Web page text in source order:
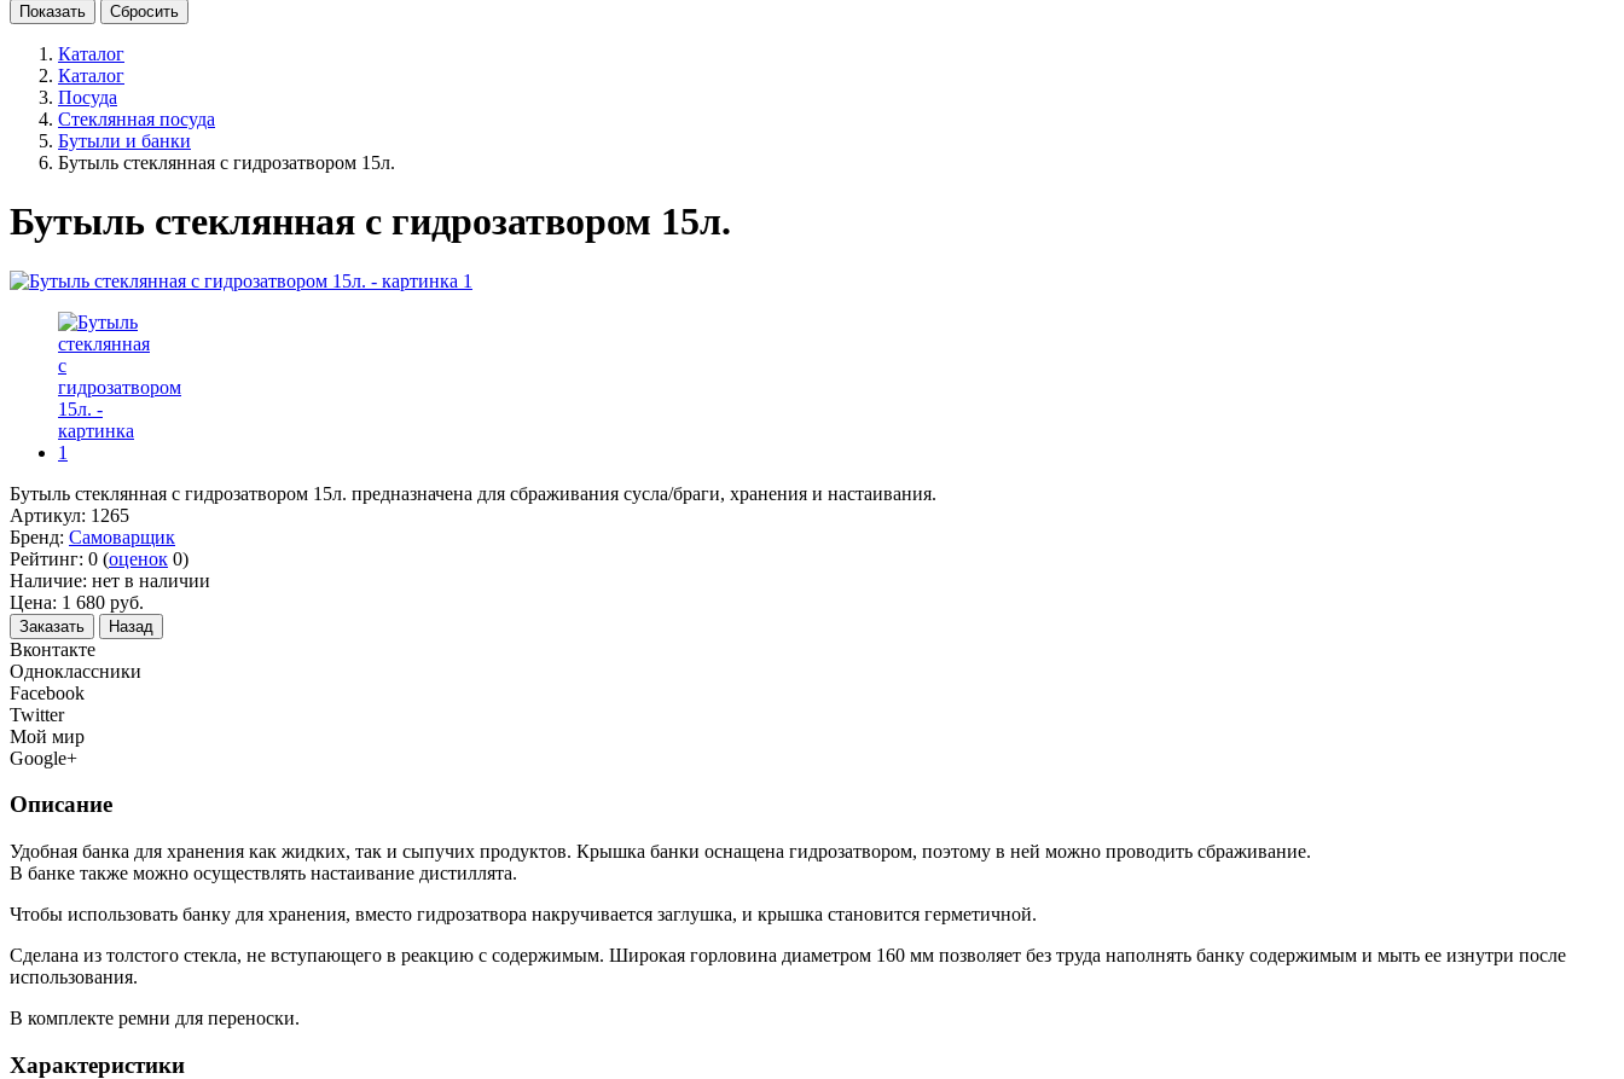
Показать Сбросить
Каталог
Каталог
Посуда
Стеклянная посуда
Бутыли и банки
Бутыль стеклянная с гидрозатвором 15л.
Бутыль стеклянная с гидрозатвором 15л.
Бутыль стеклянная с гидрозатвором 15л. предназначена для сбраживания сусла/браги, хранения и настаивания.
Артикул: 1265
Бренд: Самоварщик
Рейтинг: 0 (оценок 0)
Наличие: нет в наличии
Цена: 1 680 руб.
Заказать Назад
Вконтакте
Одноклассники
Facebook
Twitter
Мой мир
Google+
Описание
Удобная банка для хранения как жидких, так и сыпучих продуктов. Крышка банки оснащена гидрозатвором, поэтому в ней можно проводить сбраживание.
В банке также можно осуществлять настаивание дистиллята.
Чтобы использовать банку для хранения, вместо гидрозатвора накручивается заглушка, и крышка становится герметичной.
Сделана из толстого стекла, не вступающего в реакцию с содержимым. Широкая горловина диаметром 160 мм позволяет без труда наполнять банку содержимым и мыть ее изнутри после
использования.
В комплекте ремни для переноски.
Характеристики